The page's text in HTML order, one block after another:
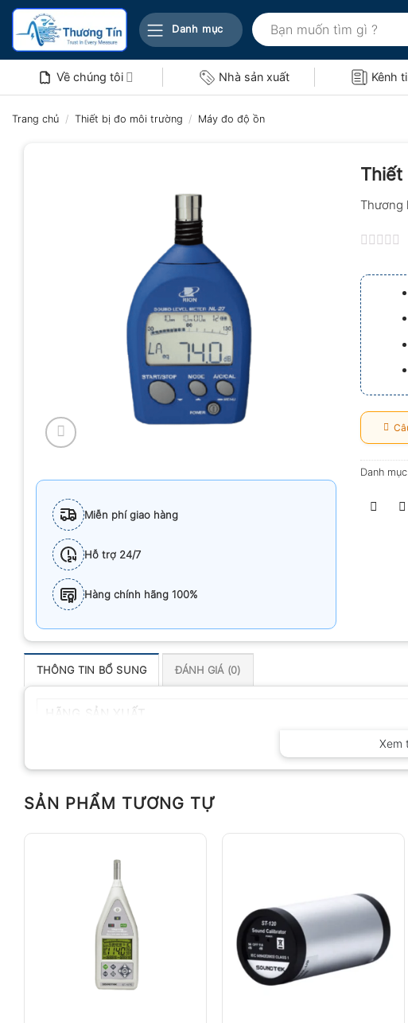
Bỏ
nội
Danh mục
Tìm
kiếm:
Về chúng tôi Nhà sản xuất Kênh
Trang chủ / Thiết bị đo môi trường / Máy đo độ ồn
Miễn phí giao hàng
Hỗ trợ 24/7
Hàng chính hãng 100%
Thiết
Thương
xếp
hạng
0.0
5
sao
Danh
THÔNG TIN BỔ SUNG ĐÁNH GIÁ (0)
Xem
SẢN PHẨM TƯƠNG TỰ